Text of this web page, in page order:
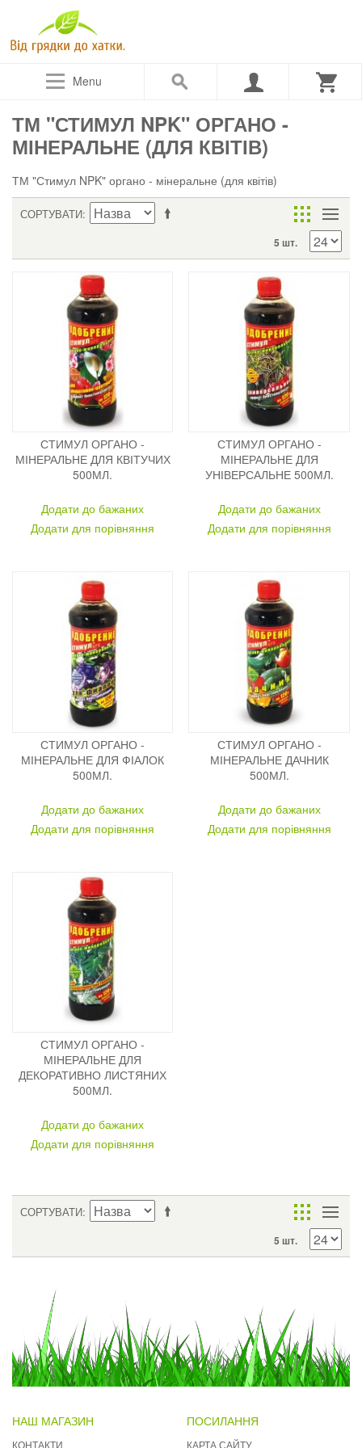
Menu
ТМ "СТИМУЛ NPK" ОРГАНО -
МІНЕРАЛЬНЕ (ДЛЯ КВІТІВ)
ТМ "Стимул NPK" органо - мінеральне (для квітів)
СОРТУВАТИ
5 шт.
СТИМУЛ ОРГАНО -
МІНЕРАЛЬНЕ ДЛЯ КВІТУЧИХ
500МЛ.
Додати до бажаних
Додати для порівняння
СТИМУЛ ОРГАНО -
МІНЕРАЛЬНЕ ДЛЯ
УНІВЕРСАЛЬНЕ 500МЛ.
Додати до бажаних
Додати для порівняння
СТИМУЛ ОРГАНО -
МІНЕРАЛЬНЕ ДЛЯ ФІАЛОК
500МЛ.
Додати до бажаних
Додати для порівняння
СТИМУЛ ОРГАНО -
МІНЕРАЛЬНЕ ДАЧНИК
500МЛ.
Додати до бажаних
Додати для порівняння
СТИМУЛ ОРГАНО -
МІНЕРАЛЬНЕ ДЛЯ
ДЕКОРАТИВНО ЛИСТЯНИХ
500МЛ.
Додати до бажаних
Додати для порівняння
СОРТУВАТИ
5 шт.
НАШ МАГАЗИН
КОНТАКТИ
ПОСИЛАННЯ
КАРТА САЙТУ